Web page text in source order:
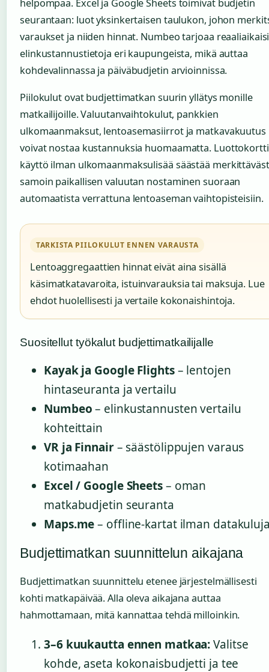
helpompaa. Excel ja Google Sheets toimivat budjetin
seurantaan: luot yksinkertaisen taulukon, johon
varaukset ja niiden hinnat. Numbeo tarjoaa
elinkustannustietoja eri kaupungeista, mikä auttaa
kohdevalinnassa ja päiväbudjetin arvioinnissa.
Piilokulut ovat budjettimatkan suurin yllätys monille
matkailijoille. Valuutanvaihtokulut, pankkien
ulkomaanmaksut, lentoasemasiirrot ja matkavakuutus
voivat nostaa kustannuksia huomaamatta.
käyttö ilman ulkomaanmaksulisää säästää
samoin paikallisen valuutan nostaminen suoraan
automaatista verrattuna lentoaseman vaihtopisteisiin.
TARKISTA PIILOKULUT ENNEN VARAUSTA
Lentoaggregaattien hinnat eivät aina sisällä
käsimatkatavaroita, istuinvarauksia tai maksuja. Lue
ehdot huolellisesti ja vertaile kokonaishintoja.
Suositellut työkalut budjettimatkailijalle
Kayak ja Google Flights– lentojen
hintaseuranta ja vertailu
Numbeo– elinkustannusten vertailu
kohteittain
VR ja Finnair– säästölippujen varaus
kotimaahan
Excel / Google Sheets– oman
matkabudjetin seuranta
Maps.me– offline-kartat ilman
Budjettimatkan suunnittelun aikajana
Budjettimatkan suunnittelu etenee järjestelmällisesti
kohti matkapäivää. Alla oleva aikajana auttaa
hahmottamaan, mitä kannattaa tehdä milloinkin.
3–6 kuukautta ennen matkaa:Valitse
kohde, aseta kokonaisbudjetti ja tee